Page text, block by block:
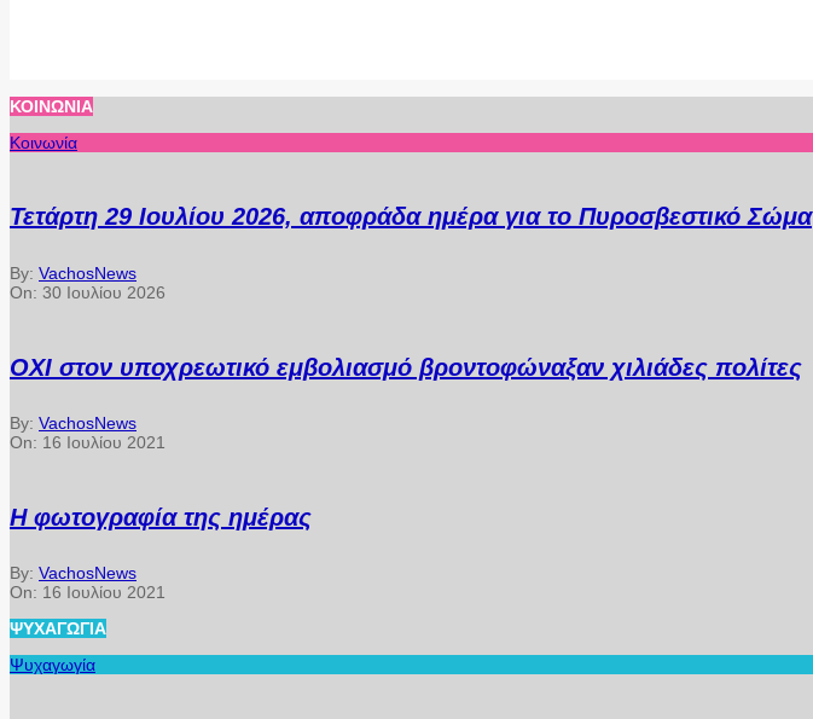
ΚΟΙΝΩΝΊΑ
Κοινωνία
Τετάρτη 29 Ιουλίου 2026, αποφράδα ημέρα για το Πυροσβεστικό Σώμα
By: VachosNews
On: 30 Ιουλίου 2026
ΟΧΙ στον υποχρεωτικό εμβολιασμό βροντοφώναξαν χιλιάδες πολίτες
By: VachosNews
On: 16 Ιουλίου 2021
Η φωτογραφία της ημέρας
By: VachosNews
On: 16 Ιουλίου 2021
ΨΥΧΑΓΩΓΊΑ
Ψυχαγωγία